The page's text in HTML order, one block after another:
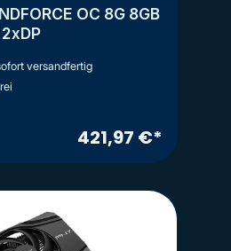
OC 8G 8GB
versandfertig
421,97 €*